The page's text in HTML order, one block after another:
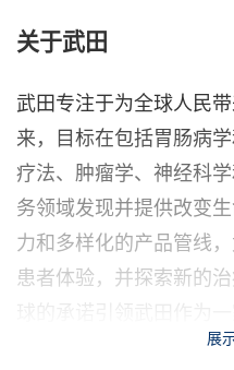
关于武田
武田专注于为全球人民
来，目标在包括胃肠病
疗法、肿瘤学、神经科
务领域发现并提供改变
力和多样化的产品管线
患者体验，并探索新的
为基础、以研发为驱动展